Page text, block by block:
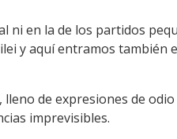
en la de los partidos
y aquí entramos también
de expresiones de
imprevisibles.